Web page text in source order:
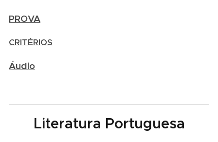
PROVA
CRITÉRIOS
Áudio
Literatura Portuguesa